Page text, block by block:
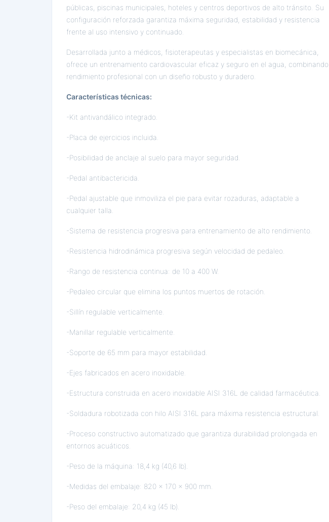
públicas, piscinas municipales, hoteles y centros deportivos de alto tránsito. Su
configuración reforzada garantiza máxima seguridad, estabilidad y resistencia
frente al uso intensivo y continuado.
Desarrollada junto a médicos, fisioterapeutas y especialistas en biomecánica,
ofrece un entrenamiento cardiovascular eficaz y seguro en el agua, combinando
rendimiento profesional con un diseño robusto y duradero.
Características técnicas:
-Kit antivandálico integrado.
-Placa de ejercicios incluida.
-Posibilidad de anclaje al suelo para mayor seguridad.
-Pedal antibactericida.
-Pedal ajustable que inmoviliza el pie para evitar rozaduras, adaptable a
cualquier talla.
-Sistema de resistencia progresiva para entrenamiento de alto rendimiento.
-Resistencia hidrodinámica progresiva según velocidad de pedaleo.
-Rango de resistencia continua: de 10 a 400 W.
-Pedaleo circular que elimina los puntos muertos de rotación.
-Sillín regulable verticalmente.
-Manillar regulable verticalmente.
-Soporte de 65 mm para mayor estabilidad.
-Ejes fabricados en acero inoxidable.
-Estructura construida en acero inoxidable AISI 316L de calidad farmacéutica.
-Soldadura robotizada con hilo AISI 316L para máxima resistencia estructural.
-Proceso constructivo automatizado que garantiza durabilidad prolongada en
entornos acuáticos.
-Peso de la máquina: 18,4 kg (40,6 lb).
-Medidas del embalaje: 820 x 170 x 900 mm.
-Peso del embalaje: 20,4 kg (45 lb).